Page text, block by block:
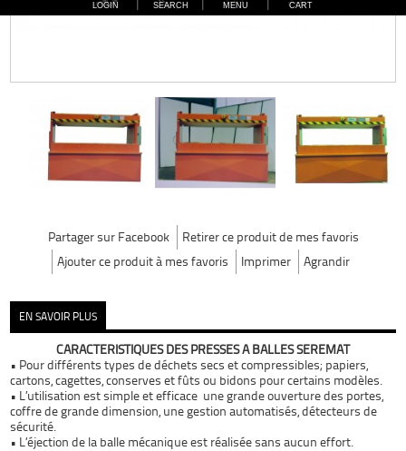
Partager sur Facebook
Retirer ce produit de mes favoris
Ajouter ce produit à mes favoris
Imprimer Agrandir
EN SAVOIR PLUS
CARACTERISTIQUES DES PRESSES A BALLES SEREMAT
• Pour différents types de déchets secs et compressibles; papiers,
cartons, cagettes, conserves et fûts ou bidons pour certains modèles.
• L’utilisation est simple et efficace une grande ouverture des portes,
coffre de grande dimension, une gestion automatisés, détecteurs de
sécurité.
• L’éjection de la balle mécaniqueest réalisée sans aucun effort.
LOGIN SEARCH MENU CART